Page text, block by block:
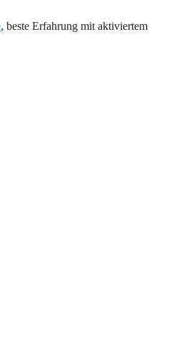
, beste Erfahrung mit aktiviertem